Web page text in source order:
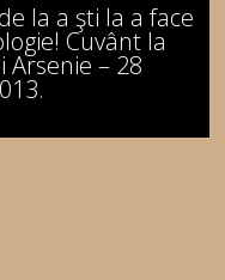
la a şti la a face
Cuvânt la
– 28